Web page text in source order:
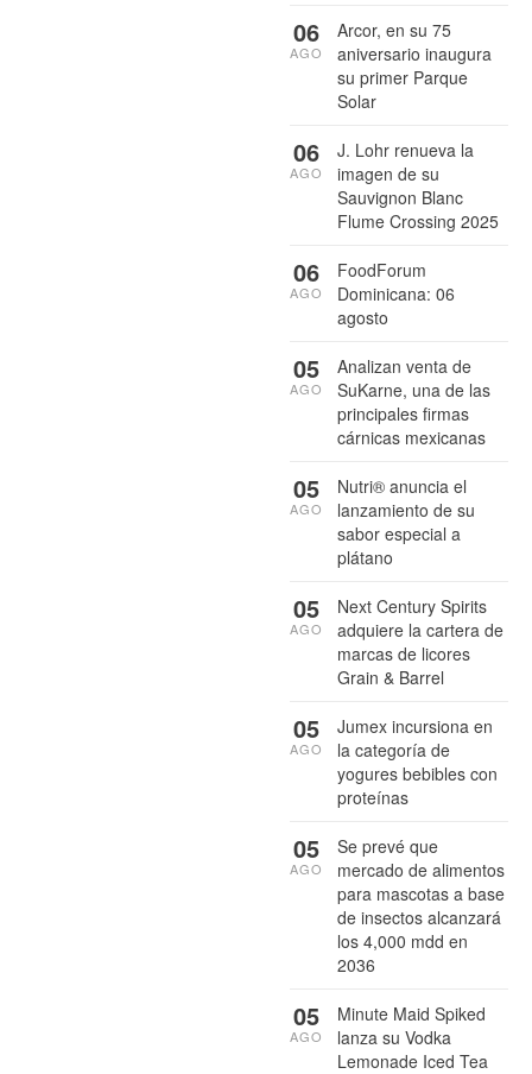
Arcor, en su 75
aniversario inaugura
su primer Parque
Solar
06
AGO
J. Lohr renueva la
imagen de su
Sauvignon Blanc
Flume Crossing 2025
06
AGO
FoodForum
Dominicana: 06
agosto
06
AGO
Analizan venta de
SuKarne, una de las
principales firmas
cárnicas mexicanas
05
AGO
Nutri® anuncia el
lanzamiento de su
sabor especial a
plátano
05
AGO
Next Century Spirits
adquiere la cartera de
marcas de licores
Grain & Barrel
05
AGO
Jumex incursiona en
la categoría de
yogures bebibles con
proteínas
05
AGO
Se prevé que
mercado de alimentos
para mascotas a base
de insectos alcanzará
los 4,000 mdd en
2036
05
AGO
Minute Maid Spiked
lanza su Vodka
Lemonade Iced Tea
05
AGO